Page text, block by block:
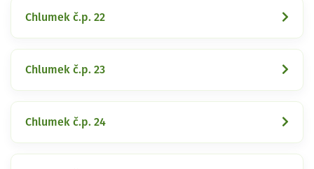
Chlumek č.p. 22
Chlumek č.p. 23
Chlumek č.p. 24